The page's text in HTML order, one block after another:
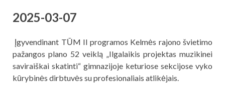
2025-03-07
Įgyvendinant TŪM II programos Kelmės rajono švietimo
pažangos plano 52 veiklą „Ilgalaikis projektas muzikinei
saviraiškai skatinti“ gimnazijoje keturiose sekcijose vyko
kūrybinės dirbtuvės su profesionaliais atlikėjais.